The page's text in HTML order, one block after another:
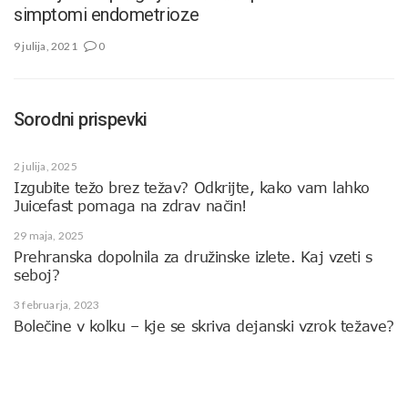
simptomi endometrioze
9 julija, 2021 0
Sorodni prispevki
2 julija, 2025
Izgubite težo brez težav? Odkrijte, kako vam lahko
Juicefast pomaga na zdrav način!
29 maja, 2025
Prehranska dopolnila za družinske izlete. Kaj vzeti s
seboj?
3 februarja, 2023
Bolečine v kolku – kje se skriva dejanski vzrok težave?